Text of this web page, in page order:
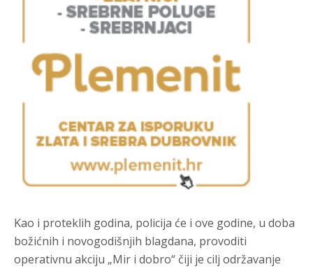
Kao i proteklih godina, policija će i ove godine, u doba
božićnih i novogodišnjih blagdana, provoditi
operativnu akciju „Mir i dobro“ čiji je cilj održavanje